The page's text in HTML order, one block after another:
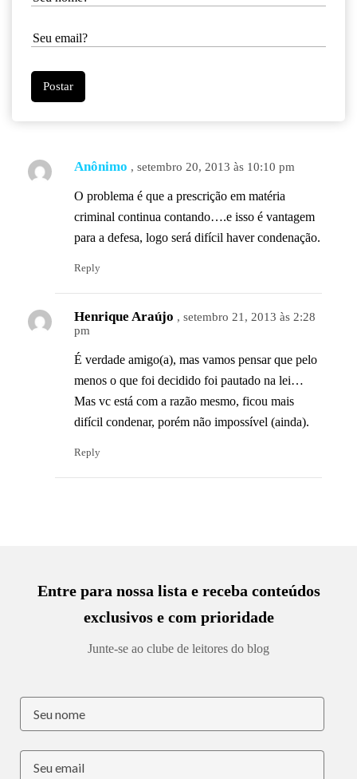
Anônimo , setembro 20, 2013 às 10:10 pm
O problema é que a prescrição em matéria
criminal continua contando….e isso é vantagem
para a defesa, logo será difícil haver condenação.
Reply
Henrique Araújo , setembro 21, 2013 às 2:28
pm
É verdade amigo(a), mas vamos pensar que pelo
menos o que foi decidido foi pautado na lei…
Mas vc está com a razão mesmo, ficou mais
difícil condenar, porém não impossível (ainda).
Reply
Entre para nossa lista e receba conteúdos
exclusivos e com prioridade
Junte-se ao clube de leitores do blog